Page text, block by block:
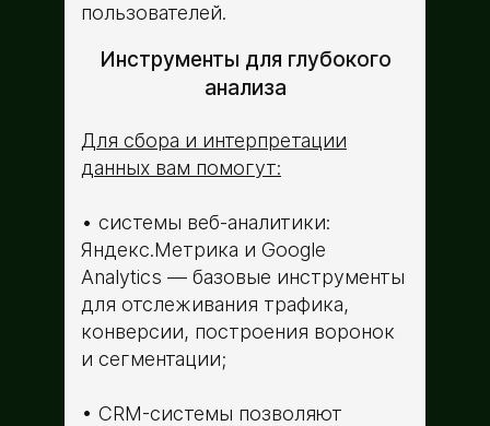
пользователей.
Инструменты для глубокого
анализа
Для сбора и интерпретации
данных вам помогут:
системы веб-аналитики:
Яндекс.Метрика и Google
Analytics — базовые инструменты
для отслеживания трафика,
конверсии, построения воронок
и сегментации;
CRM-системы позволяют